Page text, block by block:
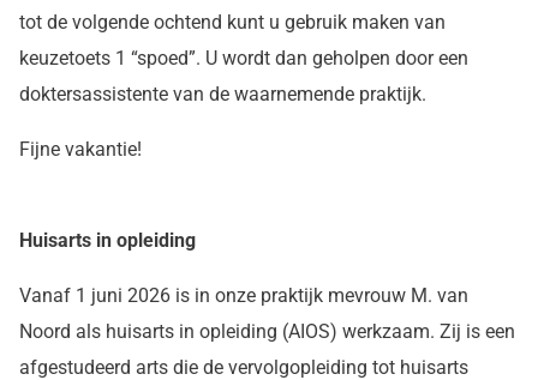
tot de volgende ochtend kunt u gebruik maken van
keuzetoets 1 “spoed”. U wordt dan geholpen door een
doktersassistente van de waarnemende praktijk.
Fijne vakantie!
Huisarts in opleiding
Vanaf 1 juni 2026 is in onze praktijk mevrouw M. van
Noord als huisarts in opleiding (AIOS) werkzaam. Zij is een
afgestudeerd arts die de vervolgopleiding tot huisarts